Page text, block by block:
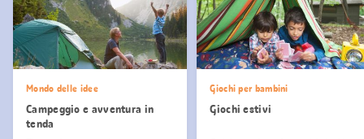
Mondo delle idee
Campeggio e avventura in
tenda
Giochi per bambini
Giochi estivi